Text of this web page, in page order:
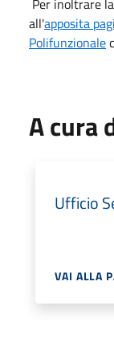
all'apposita
Polifunzionale
A cura
Ufficio
VAI ALLA